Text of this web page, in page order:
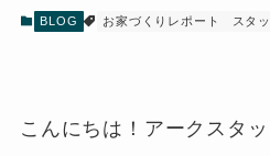
BLOG お家づくりレポート スタ
こんにちは！アークスタッ